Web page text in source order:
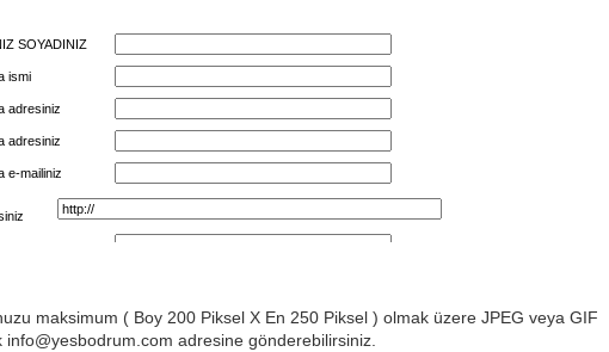
maksimum ( Boy 200 Piksel X En 250 Piksel ) olmak üzere JPEG veya GIF
info@yesbodrum.com adresine gönderebilirsiniz.